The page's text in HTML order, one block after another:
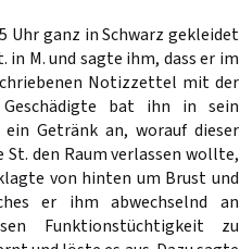
Uhr ganz in Schwarz gekleidet
M. und sagte ihm, dass er im
Notizzettel mit der
bat ihn in sein
Getränk an, worauf dieser
den Raum verlassen wollte,
von hinten um Brust und
er ihm abwechselnd an
Funktionstüchtigkeit zu